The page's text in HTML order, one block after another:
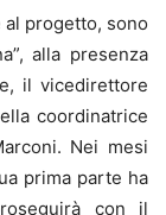
progetto, sono
alla presenza
il vicedirettore
coordinatrice
Nei mesi
prima parte ha
con il